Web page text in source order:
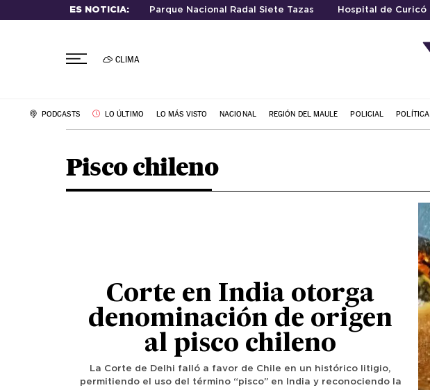
ES NOTICIA: Parque Nacional Radal Siete Tazas Hospital de Curicó
CLIMA
PODCASTS LO ÚLTIMO LO MÁS VISTO NACIONAL REGIÓN DEL MAULE POLICIAL POLÍTICA
Pisco chileno
Corte en India otorga
denominación de origen
al pisco chileno
La Corte de Delhi falló a favor de Chile en un histórico litigio,
permitiendo el uso del término “pisco” en India y reconociendo la